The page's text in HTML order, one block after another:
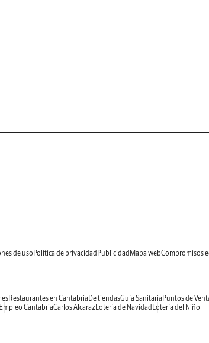
de usoPolítica de privacidad Publicidad Mapa webCompromisos
Restaurantes en Cantabria De tiendasGuía Sanitaria Puntos de
Empleo CantabriaCarlos AlcarazLotería de Navidad Lotería del Niño